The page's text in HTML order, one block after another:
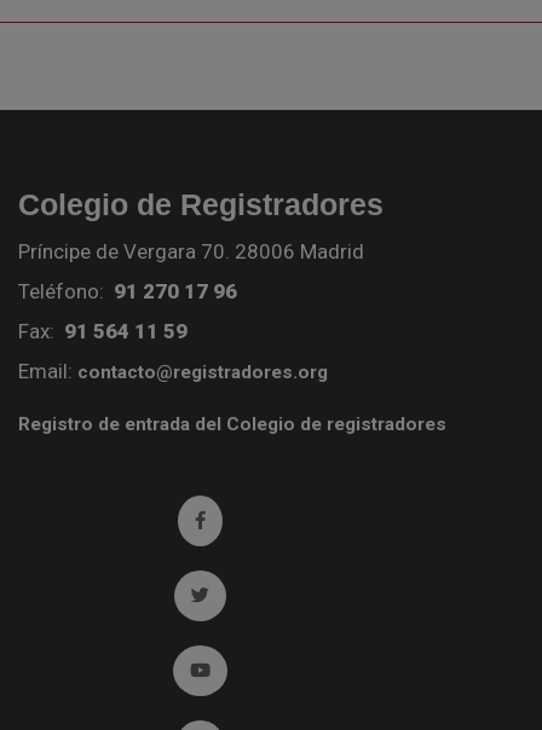
Colegio de Registradores
Príncipe de Vergara 70. 28006 Madrid
Teléfono: 91 270 17 96
Fax: 91 564 11 59
Email: contacto@registradores.org
Registro de entrada del Colegio de registradores
Ir a facebook (abre en ventana nueva)
Ir a twitter (abre en ventana nueva)
Ir a YouTube (abre en ventana nueva)